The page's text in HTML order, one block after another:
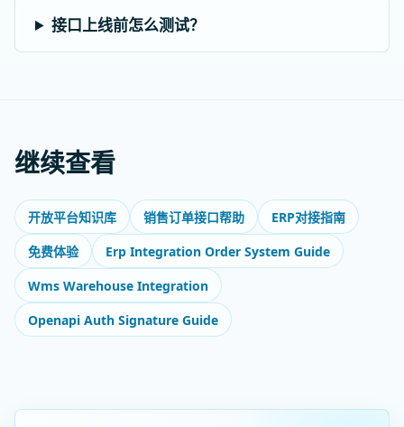
接口上线前怎么测试？
继续查看
开放平台知识库 销售订单接口帮助
ERP对接指南
免费体验
Erp Integration Order System Guide
Wms Warehouse Integration
Openapi Auth Signature Guide